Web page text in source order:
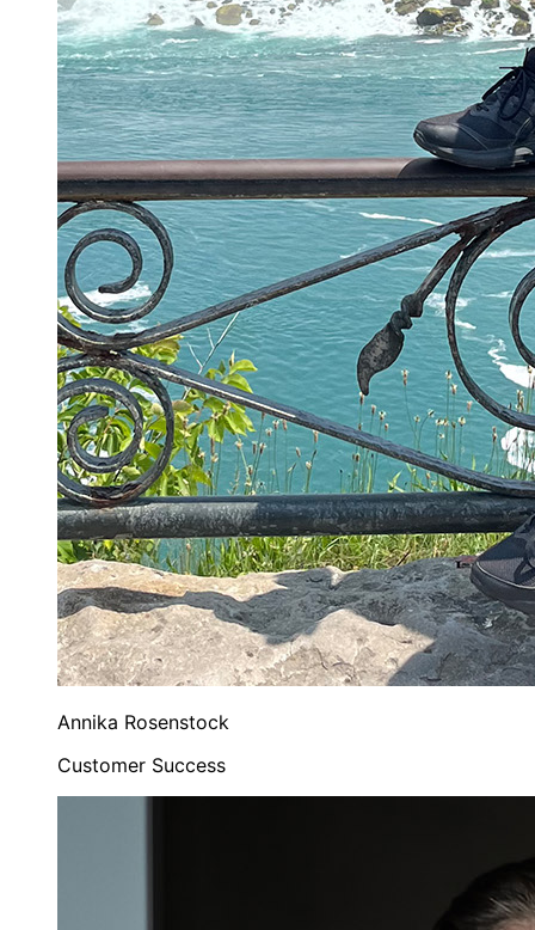
Annika Rosenstock
Customer Success